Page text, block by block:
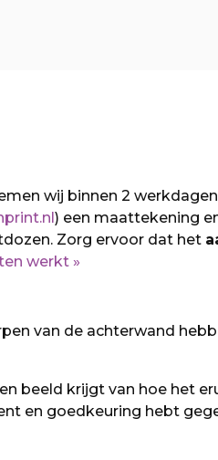
wij binnen 2
) een maattekening
Zorg ervoor dat het
werkt »
van de achterwand
beeld krijgt van hoe het
en goedkeuring hebt